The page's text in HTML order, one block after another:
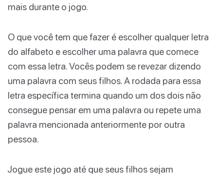
mais durante o jogo.
O que você tem que fazer é escolher qualquer letra
do alfabeto e escolher uma palavra que comece
com essa letra. Vocês podem se revezar dizendo
uma palavra com seus filhos. A rodada para essa
letra específica termina quando um dos dois não
consegue pensar em uma palavra ou repete uma
palavra mencionada anteriormente por outra
pessoa.
Jogue este jogo até que seus filhos sejam